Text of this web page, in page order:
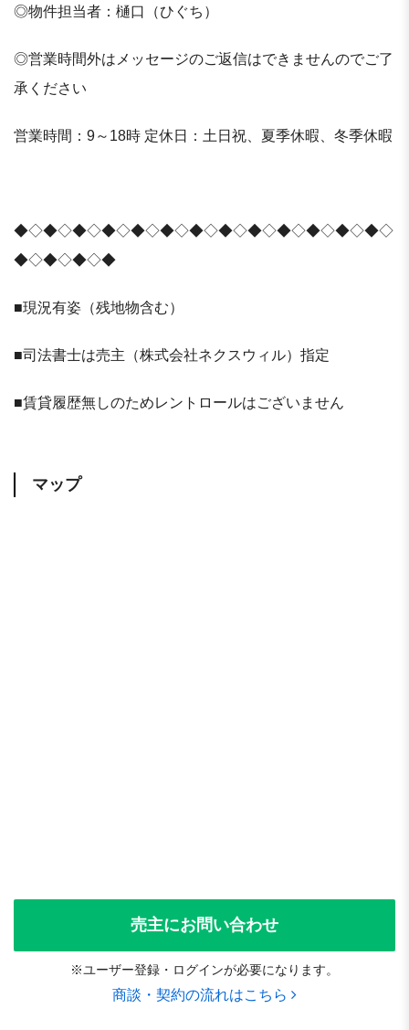
◎物件担当者：樋口（ひぐち）
◎営業時間外はメッセージのご返信はできませんのでご了
承ください
営業時間：9～18時 定休日：土日祝、夏季休暇、冬季休暇
◆◇◆◇◆◇◆◇◆◇◆◇◆◇◆◇◆◇◆◇◆◇◆◇◆◇
◆◇◆◇◆◇◆
■現況有姿（残地物含む）
■司法書士は売主（株式会社ネクスウィル）指定
■賃貸履歴無しのためレントロールはございません
マップ
売主にお問い合わせ
※ユーザー登録・ログインが必要になります。
商談・契約の流れはこちら